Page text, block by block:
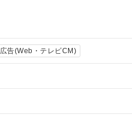
広告(Web・テレビCM)